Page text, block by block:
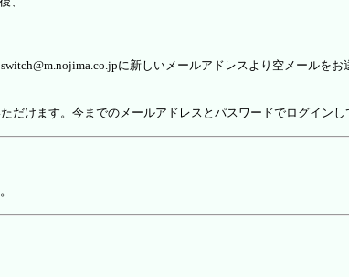
に新しいメールアドレスより空メールをお
けます。今までのメールアドレスとパスワードでログインし